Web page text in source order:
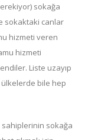
sokağa
sokaktaki canlar
hizmeti veren
hizmeti
Liste uzayıp
ülkelerde bile hep
sahiplerinin sokağa